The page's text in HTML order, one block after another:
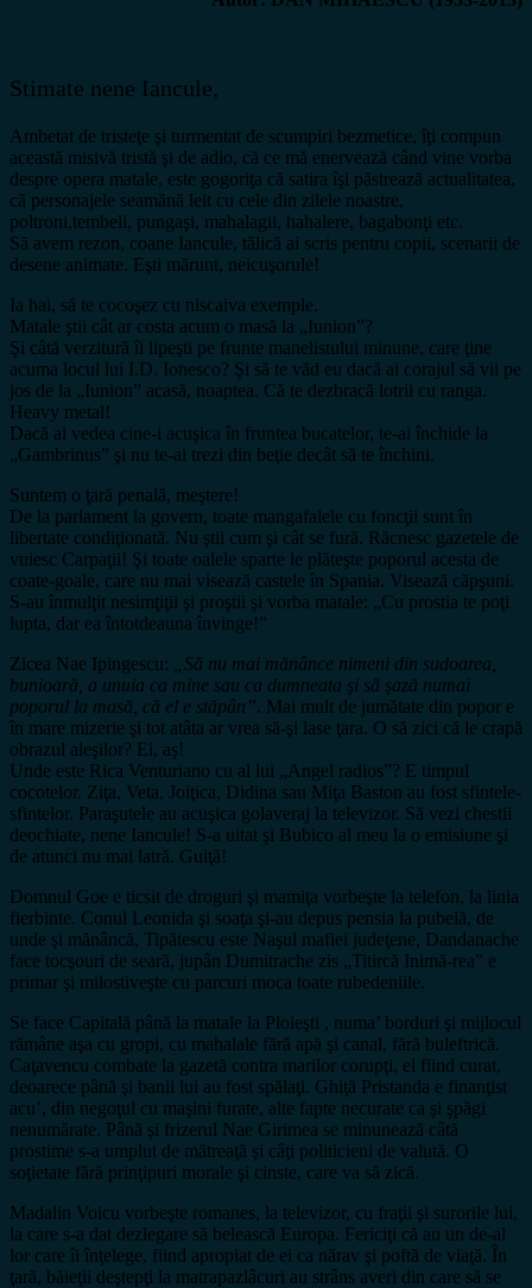
Stimate nene Iancule,
Ambetat de tristeţe şi turmentat de scumpiri bezmetice, îţi compun
această misivă tristă şi de adio, că ce mă enervează când vine vorba
despre opera matale, este gogoriţa că satira îşi păstrează actualitatea,
că personajele seamănă leit cu cele din zilele noastre,
poltroni,tembeli, pungaşi, mahalagii, hahalere, bagabonţi etc.
Să avem rezon, coane Iancule, tălică ai scris pentru copii, scenarii de
desene animate. Eşti mărunt, neicuşorule!
Ia hai, să te cocoşez cu niscaiva exemple.
Matale ştii cât ar costa acum o masă la „Iunion”?
Şi câtă verzitură îi lipeşti pe frunte manelistului minune, care ţine
acuma locul lui I.D. Ionesco? Şi să te văd eu dacă ai corajul să vii pe
jos de la „Iunion” acasă, noaptea. Că te dezbracă lotrii cu ranga.
Heavy metal!
Dacă ai vedea cine-i acuşica în fruntea bucatelor, te-ai închide la
„Gambrinus” şi nu te-ai trezi din beţie decât să te închini.
Suntem o ţară penală, meştere!
De la parlament la govern, toate mangafalele cu foncţii sunt în
libertate condiţionată. Nu ştii cum şi cât se fură. Răcnesc gazetele de
vuiesc Carpaţii! Şi toate oalele sparte le plăteşte poporul acesta de
coate-goale, care nu mai visează castele în Spania. Visează căpşuni.
S-au înmulţit nesimţiţii şi proştii şi vorba matale: „Cu prostia te poţi
lupta, dar ea întotdeauna învinge!”
Zicea Nae Ipingescu:
„Să nu mai mănânce nimeni din sudoarea,
bunioară, a unuia ca mine sau ca dumneata şi să şază numai
poporul la masă, că el e stăpân”. Mai mult de jumătate din popor e
în mare mizerie şi tot atâta ar vrea să-şi lase ţara. O să zici că le crapă
obrazul aleşilor? Ei, aş!
Unde este Rica Venturiano cu al lui „Angel radios”? E timpul
cocotelor. Ziţa, Veta, Joiţica, Didina sau Miţa Baston au fost sfintele-
sfintelor. Paraşutele au acuşica golaveraj la televizor. Să vezi chestii
deochiate, nene Iancule! S-a uitat şi Bubico al meu la o emisiune şi
de atunci nu mai latră. Guiţă!
Domnul Goe e ticsit de droguri şi mamiţa vorbeşte la telefon, la linia
fierbinte. Conul Leonida şi soaţa şi-au depus pensia la pubelă, de
unde şi mănâncă, Tipătescu este Naşul mafiei judeţene, Dandanache
face tocşouri de seară, jupân Dumitrache zis „Titircă Inimă-rea” e
primar şi milostiveşte cu parcuri moca toate rubedeniile.
Se face Capitală până la matale la Ploieşti , numa’ borduri şi mijlocul
rămâne aşa cu gropi, cu mahalale fără apă şi canal, fără buleftrică.
Caţavencu combate la gazetă contra marilor corupţi, el fiind curat,
deoarece până şi banii lui au fost spălaţi. Ghiţă Pristanda e finanţist
acu’, din negoţul cu maşini furate, alte fapte necurate ca şi şpăgi
nenumărate. Până şi frizerul Nae Girimea se minunează câtă
prostime s-a umplut de mătreaţă şi câţi politicieni de valută. O
soţietate fără prinţipuri morale şi cinste, care va să zică.
Madalin Voicu vorbeşte romanes, la televizor, cu fraţii şi surorile lui,
la care s-a dat dezlegare să belească Europa. Fericiţi că au un de-al
lor care îi înţelege, fiind apropiat de ei ca nărav şi poftă de viaţă. În
ţară, băieţii deştepţi la matrapazlâcuri au strâns averi din care să se